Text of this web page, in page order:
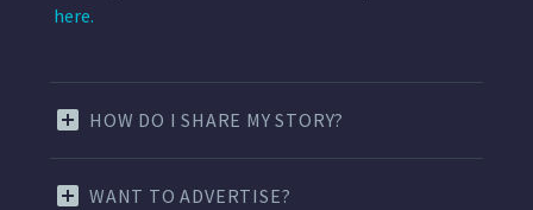
here.
HOW DO I SHARE MY STORY?
WANT TO ADVERTISE?